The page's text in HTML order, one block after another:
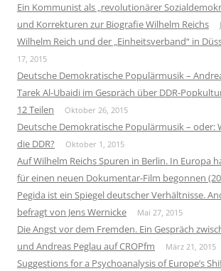
Ein Kommunist als „revolutionärer
und Korrekturen zur Biografie Wilhelm Reichs
Wilhelm Reich und der „Einheitsverband“ in
17, 2015
Deutsche Demokratische Populärmusik –
Tarek Al-Ubaidi im Gespräch über DDR-
12 Teilen
Oktober 26, 2015
Deutsche Demokratische Populärmusik – oder:
die DDR?
Oktober 1, 2015
Auf Wilhelm Reichs Spuren in Berlin. In Europa
für einen neuen Dokumentar-Film begonnen
Pegida ist ein Spiegel deutscher Verhältnisse.
befragt von Jens Wernicke
Mai 27, 2015
Die Angst vor dem Fremden. Ein Gespräch
und Andreas Peglau auf CROPfm
März 21, 2015
Suggestions for a Psychoanalysis of Europe’s